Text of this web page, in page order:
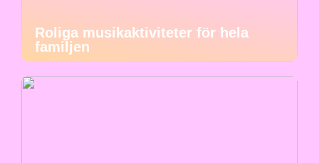
Roliga musikaktiviteter för hela
familjen